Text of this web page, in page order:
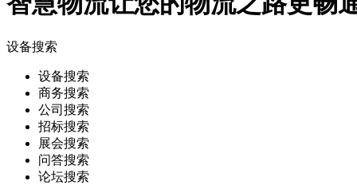
设备搜索
设备搜索
商务搜索
公司搜索
招标搜索
展会搜索
问答搜索
论坛搜索